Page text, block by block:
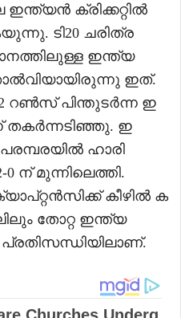
ഇന്ത്യൻ ക്രിക്കറ്റിൽ
ടി20 ചരിത്ര
ഇന്ത്യ
ഇത്.
റൺസ് പിന്തുടർന്ന ഇ
തകർന്നടിഞ്ഞു. ഇ
ഹാരി
ന് മുന്നിലെത്തി.
കീഴിൽ ക
തോറ്റ ഇന്ത്യ
പ്രതിസന്ധിയിലാണ്.